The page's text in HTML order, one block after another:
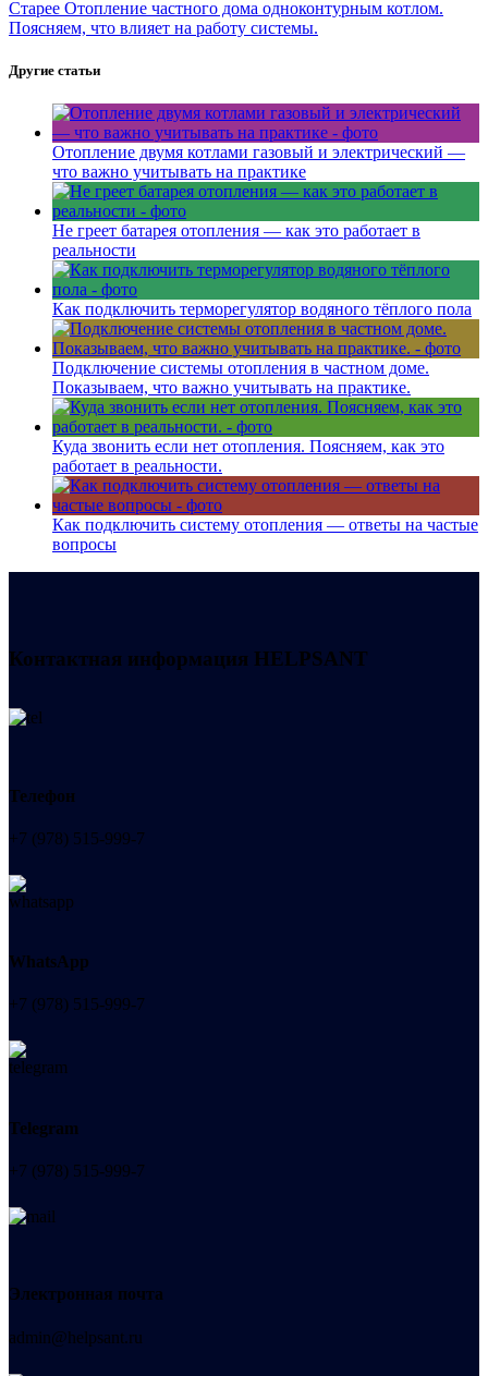
Старее Отопление частного дома одноконтурным котлом.
Поясняем, что влияет на работу системы.
Другие статьи
Отопление двумя котлами газовый и электрический —
что важно учитывать на практике
Не греет батарея отопления — как это работает в
реальности
Как подключить терморегулятор водяного тёплого пола
Подключение системы отопления в частном доме.
Показываем, что важно учитывать на практике.
Куда звонить если нет отопления. Поясняем, как это
работает в реальности.
Как подключить систему отопления — ответы на частые
вопросы
Контактная информация HELPSANT
Телефон
+7 (978) 515-999-7
WhatsApp
+7 (978) 515-999-7
Telegram
+7 (978) 515-999-7
Электронная почта
admin@helpsant.ru